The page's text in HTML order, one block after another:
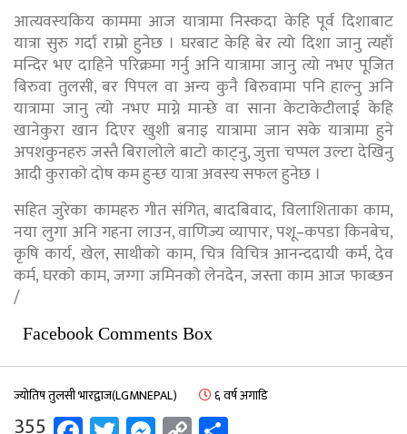
आत्यवस्यकिय काममा आज यात्रामा निस्कदा केहि पूर्व दिशाबाट
यात्रा सुरु गर्दा राम्रो हुनेछ । घरबाट केहि बेर त्यो दिशा जानु त्यहाँ
मन्दिर भए दाहिने परिक्रमा गर्नु अनि यात्रामा जानु त्यो नभए पूजित
बिरुवा तुलसी, बर पिपल वा अन्य कुनै बिरुवामा पनि हाल्नु अनि
यात्रामा जानु त्यो नभए माग्ने मान्छे वा साना केटाकेटीलाई केहि
खानेकुरा खान दिएर खुशी बनाइ यात्रामा जान सके यात्रामा हुने
अपशकुनहरु जस्तै बिरालोले बाटो काट्नु, जुत्ता चप्पल उल्टा देखिनु
आदी कुराको दोष कम हुन्छ यात्रा अवस्य सफल हुनेछ ।
सहित जुरेका कामहरु गीत संगित, बादबिवाद, विलाशिताका काम,
नया लुगा अनि गहना लाउन, वाणिज्य व्यापार, पशू–कपडा किनबेच,
कृषि कार्य, खेल, साथीको काम, चित्र विचित्र आनन्ददायी कर्म, देव
कर्म, घरको काम, जग्गा जमिनको लेनदेन, जस्ता काम आज फाब्छन
/
Facebook Comments Box
ज्योतिष तुलसी भारद्वाज(LGMNEPAL) ६ वर्ष अगाडि
355